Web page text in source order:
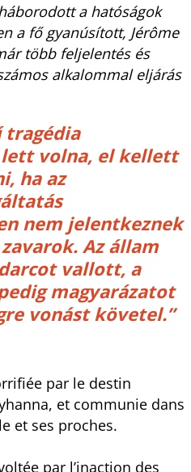
a hatóságok
a fő gyanúsított, Jérôme
több feljelentés és
alkalommal eljárás
tragédia
volna, el kellett
ha az
nem jelentkeznek
Az állam
vallott, a
magyarázatot
vonást követel.”
par le destin
et communie dans
et ses proches.
par l’inaction des